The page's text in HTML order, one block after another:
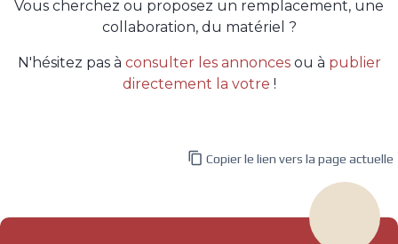
Vous cherchez ou proposez un remplacement, une
collaboration, du matériel ?
N'hésitez pas à consulter les annoncesou à publier
directement la votre !
 Copier le lien vers la page actuelle